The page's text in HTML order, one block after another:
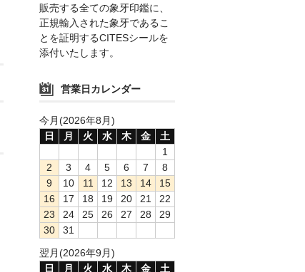
販売する全ての象牙印鑑に、
正規輸入された象牙であるこ
とを証明するCITESシールを
添付いたします。
営業日カレンダー
今月(2026年8月)
日
月 火 水 木 金
土
1
2
3 4 5 6 7
8
9
10 11 12 13 14
15
16
17 18 19 20 21
22
23
24 25 26 27 28
29
30
31
翌月(2026年9月)
日
月 火 水 木 金
土